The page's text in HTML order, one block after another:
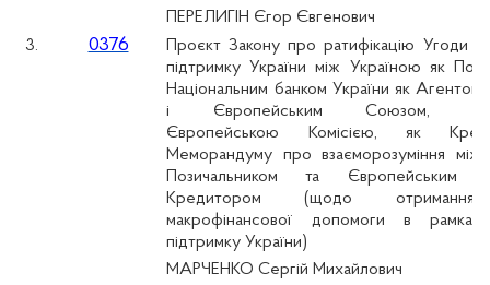
ПЕРЕЛИГІН Єгор Євгенович
3.
0376
Проєкт Закону про ратифікацію Угоди
підтримку України між Україною як
Національним банком України як Агентом
і Європейським Союзом,
Європейською Комісією, як
Меморандуму про взаєморозуміння між
Позичальником та
Кредитором (щодо отримання
макрофінансової допомоги в
підтримку України)
МАРЧЕНКО Сергій Михайлович